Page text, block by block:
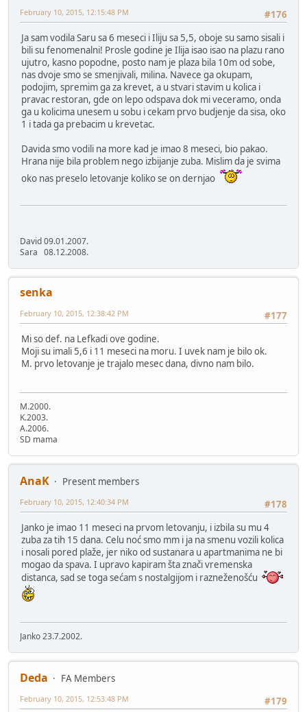
#176
February 10, 2015, 12:15:48 PM
Ja sam vodila Saru sa 6 meseci i Iliju sa 5,5, oboje su samo sisali i
bili su fenomenalni! Prosle godine je Ilija isao isao na plazu rano
ujutro, kasno popodne, posto nam je plaza bila 10m od sobe,
nas dvoje smo se smenjivali, milina. Navece ga okupam,
podojim, spremim ga za krevet, a u stvari stavim u kolica i
pravac restoran, gde on lepo odspava dok mi veceramo, onda
ga u kolicima unesem u sobu i cekam prvo budjenje da sisa, oko
1 i tada ga prebacim u krevetac.
Davida smo vodili na more kad je imao 8 meseci, bio pakao.
Hrana nije bila problem nego izbijanje zuba. Mislim da je svima
oko nas preselo letovanje koliko se on dernjao
David 09.01.2007.
Sara 08.12.2008.
senka
#177
February 10, 2015, 12:38:42 PM
Mi so def. na Lefkadi ove godine.
Moji su imali 5,6 i 11 meseci na moru. I uvek nam je bilo ok.
M. prvo letovanje je trajalo mesec dana, divno nam bilo.
M.2000.
K.2003.
A.2006.
SD mama
AnaK
Present members
#178
February 10, 2015, 12:40:34 PM
Janko je imao 11 meseci na prvom letovanju, i izbila su mu 4
zuba za tih 15 dana. Celu noć smo mm i ja na smenu vozili kolica
i nosali pored plaže, jer niko od sustanara u apartmanima ne bi
mogao da spava. I upravo kapiram šta znači vremenska
distanca, sad se toga sećam s nostalgijom i razneženošću
Janko 23.7.2002.
Deda
FA Members
#179
February 10, 2015, 12:53:48 PM